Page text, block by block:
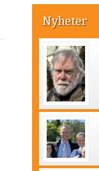
Nyheter